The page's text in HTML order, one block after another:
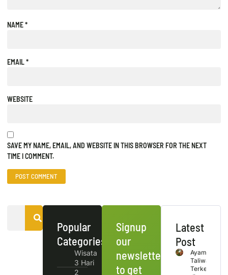
NAME*
EMAIL*
WEBSITE
SAVE MY NAME, EMAIL, AND WEBSITE IN THIS BROWSER FOR THE NEXT
TIME I COMMENT.
Popular
Categories
Wisata
3 Hari
2
Signup
our
newsletter
to get
Latest
Post
Ayam
Taliwang
Terkenal